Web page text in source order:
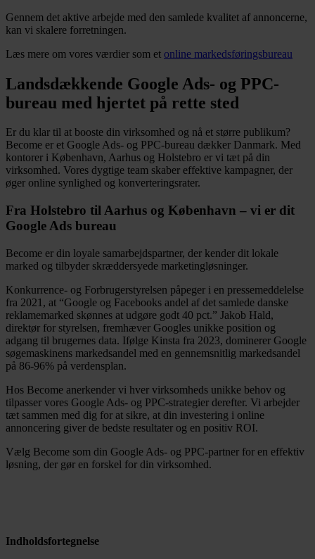
Gennem det aktive arbejde med den samlede kvalitet af annoncerne,
kan vi skalere forretningen.
Læs mere om vores værdier som et online markedsføringsbureau
Landsdækkende Google Ads- og PPC-
bureau med hjertet på rette sted
Er du klar til at booste din virksomhed og nå et større publikum?
Become er et Google Ads- og PPC-bureau dækker Danmark. Med
kontorer i København, Aarhus og Holstebro er vi tæt på din
virksomhed. Vores dygtige team skaber effektive kampagner, der
øger online synlighed og konverteringsrater.
Fra Holstebro til Aarhus og København – vi er dit
Google Ads bureau
Become er din loyale samarbejdspartner, der kender dit lokale
marked og tilbyder skræddersyede marketingløsninger.
Konkurrence- og Forbrugerstyrelsen påpeger i en pressemeddelelse
fra 2021, at “Google og Facebooks andel af det samlede danske
reklamemarked skønnes at udgøre godt 40 pct.” Jakob Hald,
direktør for styrelsen, fremhæver Googles unikke position og
adgang til brugernes data. Ifølge Kinsta fra 2023, dominerer Google
søgemaskinens markedsandel med en gennemsnitlig markedsandel
på 86-96% på verdensplan.
Hos Become anerkender vi hver virksomheds unikke behov og
tilpasser vores Google Ads- og PPC-strategier derefter. Vi arbejder
tæt sammen med dig for at sikre, at din investering i online
annoncering giver de bedste resultater og en positiv ROI.
Vælg Become som din Google Ads- og PPC-partner for en effektiv
løsning, der gør en forskel for din virksomhed.
Indholdsfortegnelse